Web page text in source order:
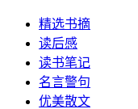
精选书摘
读后感
读书笔记
名言警句
优美散文